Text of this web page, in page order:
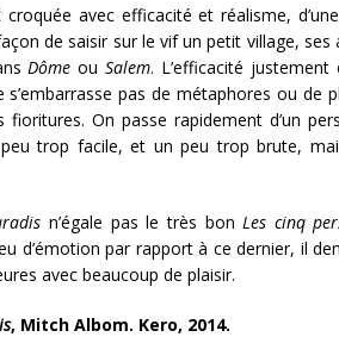
avec efficacité et réalisme,
de saisir sur le vif un petit village,
Dôme ouSalem. L’efficacité
s’embarrasse pas de métaphores ou de
On passe rapidement d’un
trop facile, et un peu trop brute,
n’égale pas le très bon Les cinq
d’émotion par rapport à ce dernier, il
avec beaucoup de plaisir.
, Mitch Albom. Kero, 2014.